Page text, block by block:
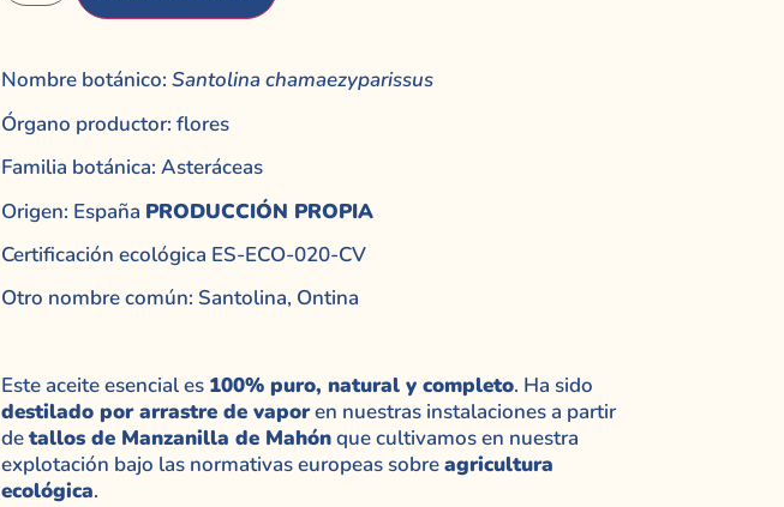
Nombre botánico:Santolina chamaezyparissus
Órgano productor: flores
Familia botánica: Asteráceas
Origen: España PRODUCCIÓN PROPIA
Certificación ecológica ES-ECO-020-CV
Otro nombre común: Santolina, Ontina
Este aceite esencial es 100% puro, natural y completo. Ha sido
destilado por arrastre de vaporen nuestras instalaciones a partir
detallos de Manzanilla de Mahónque cultivamos en nuestra
explotación bajo las normativas europeas sobreagricultura
ecológica.